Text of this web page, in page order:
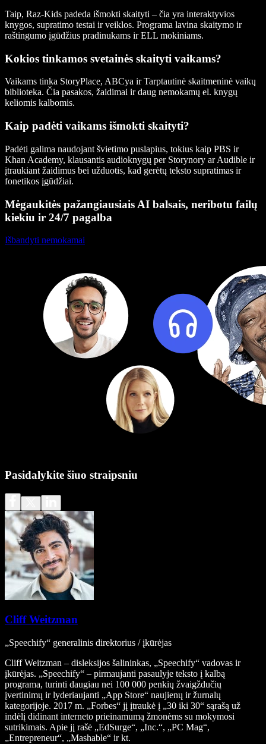
Taip, Raz-Kids padeda išmokti skaityti – čia yra interaktyvios
knygos, supratimo testai ir veiklos. Programa lavina skaitymo ir
raštingumo įgūdžius pradinukams ir ELL mokiniams.
Kokios tinkamos svetainės skaityti vaikams?
Vaikams tinka StoryPlace, ABCya ir Tarptautinė skaitmeninė vaikų
biblioteka. Čia pasakos, žaidimai ir daug nemokamų el. knygų
keliomis kalbomis.
Kaip padėti vaikams išmokti skaityti?
Padėti galima naudojant švietimo puslapius, tokius kaip PBS ir
Khan Academy, klausantis audioknygų per Storynory ar Audible ir
įtraukiant žaidimus bei užduotis, kad gerėtų teksto supratimas ir
fonetikos įgūdžiai.
Mėgaukitės pažangiausiais AI balsais, neribotu failų
kiekiu ir 24/7 pagalba
Išbandyti nemokamai
Pasidalykite šiuo straipsniu
Cliff Weitzman
„Speechify“ generalinis direktorius / įkūrėjas
Cliff Weitzman – disleksijos šalininkas, „Speechify“ vadovas ir
įkūrėjas. „Speechify“ – pirmaujanti pasaulyje teksto į kalbą
programa, turinti daugiau nei 100 000 penkių žvaigždučių
įvertinimų ir lyderiaujanti „App Store“ naujienų ir žurnalų
kategorijoje. 2017 m. „Forbes“ jį įtraukė į „30 iki 30“ sąrašą už
indėlį didinant interneto prieinamumą žmonėms su mokymosi
sutrikimais. Apie jį rašė „EdSurge“, „Inc.“, „PC Mag“,
„Entrepreneur“, „Mashable“ ir kt.